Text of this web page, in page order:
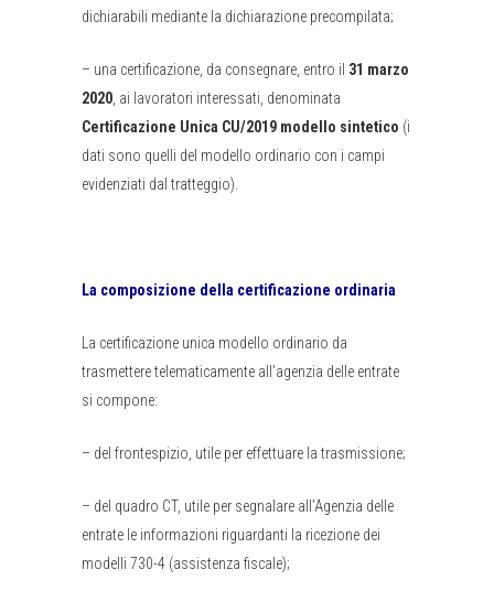
dichiarabili mediante la dichiarazione precompilata;
– una certificazione, da consegnare, entro il 31 marzo
2020 , ai lavoratori interessati, denominata
Certificazione Unica CU/2019 modello sintetico (i
dati sono quelli del modello ordinario con i campi
evidenziati dal tratteggio).
La composizione della certificazione ordinaria
La certificazione unica modello ordinario da
trasmettere telematicamente all’agenzia delle entrate
si compone:
– del frontespizio, utile per effettuare la trasmissione;
– del quadro CT, utile per segnalare all’Agenzia delle
entrate le informazioni riguardanti la ricezione dei
modelli 730-4 (assistenza fiscale);